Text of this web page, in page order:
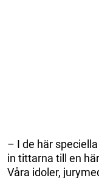
– I de här
in tittarna till en
Våra idoler,